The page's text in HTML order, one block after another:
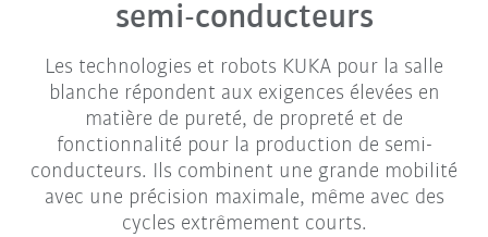
semi-conducteurs
Les technologies et robots KUKA pour la salle
blanche répondent aux exigences élevées en
matière de pureté, de propreté et de
fonctionnalité pour la production de semi-
conducteurs. Ils combinent une grande mobilité
avec une précision maximale, même avec des
cycles extrêmement courts.